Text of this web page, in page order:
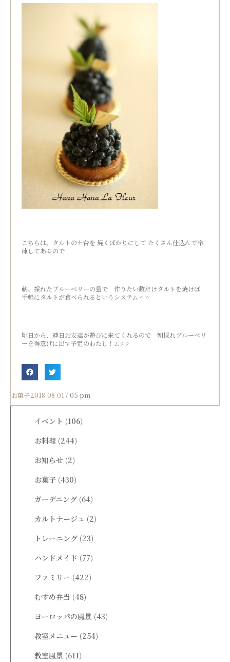
こちらは、タルトの土台を 焼くばかりにして たくさん仕込んで冷
凍してあるので
朝、採れたブルーベリーの量で 作りたい数だけタルトを焼けば
手軽にタルトが食べられるというシステム＾＾
明日から、連日お友達が遊びに来てくれるので 朝採れブルーベリ
ーを得意げに出す予定のわたし！ ムフフ
お菓子2018-08-01 7:05 pm
イベント (106)
お料理 (244)
お知らせ (2)
お菓子 (430)
ガーデニング (64)
カルトナージュ (2)
トレーニング (23)
ハンドメイド (77)
ファミリー (422)
むすめ弁当 (48)
ヨーロッパの風景 (43)
教室メニュー (254)
教室風景 (611)